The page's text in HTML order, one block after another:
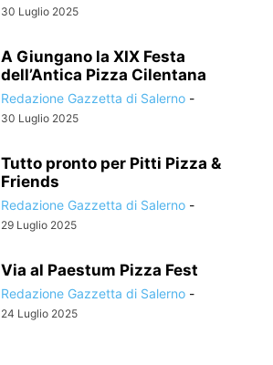
30 Luglio 2025
A Giungano la XIX Festa
dell’Antica Pizza Cilentana
Redazione Gazzetta di Salerno -
30 Luglio 2025
Tutto pronto per Pitti Pizza &
Friends
Redazione Gazzetta di Salerno -
29 Luglio 2025
Via al Paestum Pizza Fest
Redazione Gazzetta di Salerno -
24 Luglio 2025